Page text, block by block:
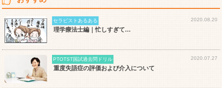
セラピストあるある 2020.08.20
理学療法士編｜忙しすぎて…
PTOTST国試過去問ドリル 2020.07.27
重度失語症の評価および介入について